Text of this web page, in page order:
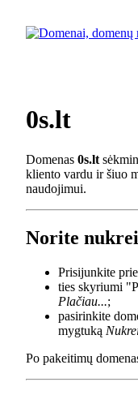
0s.lt
Domenas 0s.lt
kliento vardu ir šiuo
naudojimui.
Norite
Prisijunkite
ties skyriumi
Plačiau...;
pasirinkite
mygtuką
Po pakeitimų